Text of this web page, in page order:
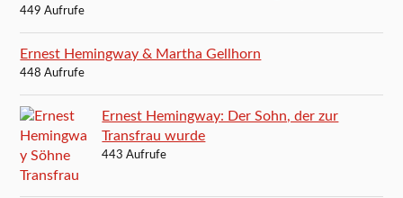
449 Aufrufe
Ernest Hemingway & Martha Gellhorn
448 Aufrufe
Ernest Hemingway: Der Sohn, der zur
Transfrau wurde
443 Aufrufe